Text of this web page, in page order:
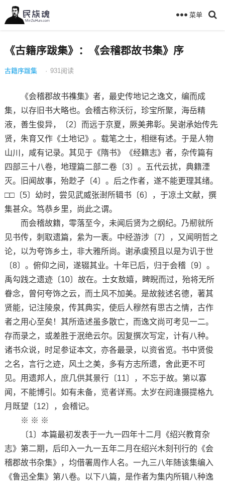
菜单
《古籍序跋集》：《会稽郡故书集》序
古籍序跋集 · 931 阅读
《会稽郡故书襍集》者，最史传地记之逸文，编而成
集，以存旧书大略也。会稽古称沃衍，珍宝所聚，海岳精
液，善生俊异，〔2〕而远于京夏，厥美弗彰。吴谢承始传先
贤，朱育又作《土地记》。载笔之士，相继有述。于是人物
山川，咸有记录。其见于《隋书》《经籍志》者，杂传篇有
四部三十八卷，地理篇二部二卷〔3〕。五代云扰，典籍湮
灭。旧闻故事，殆尟孑〔4〕。后之作者，遂不能更理其绪。
□□〔5〕幼时，尝见武威张澍所辑书〔6〕，于凉土文献，撰
集甚众。笃恭乡里，尚此之谓。
而会稽故籍，零落至今，未闻后贤为之纲纪。乃剏就所
见书传，刺取遗篇，絫为一袠。中经游涉〔7〕，又闻明哲之
论，以为夸饰乡土，非大雅所尚。谢承虞预且以是为讥于世
〔8〕。俯仰之间，遂辍其业。十年已后，归于会稽〔9〕。
禹勾践之遗迹〔10〕故在。士女敖嬉，睥睨而过，殆将无所
眷念，曾何夸饰之云，而土风不加美。是故敍述名德，著其
贤能，记注陵泉，传其典实，使后人穆然有思古之情，古作
者之用心至矣！其所造述虽多散亡，而逸文尚可考见一二。
存而录之，或差胜于泯绝云尔。因复撰次写定，计有八种。
诸书众说，时足参证本文，亦各最录，以资省览。书中贤俊
之名，言行之迹，风土之美，多有方志所遗，舍此更不可
见。用遗邦人，庶几供其景行〔11〕，不忘于故。第以寡
闻，不能博引。如有未备，览者详焉。太岁在阏逢摄提格九
月既望〔12〕，会稽记。
※ ※ ※
〔1〕本篇最初发表于一九一四年十二月《绍兴教育杂
志》第二期，后印入一九一五年二月在绍兴木刻刊行的《会
稽郡故书杂集》，均借署周作人名。一九三八年随该集编入
《鲁迅全集》第八卷。以下八篇，是作者为集内所辑八种逸